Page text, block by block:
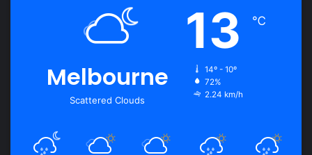
Melbourne
Scattered Clouds
13 ℃
14º - 10º
72%
2.24 km/h